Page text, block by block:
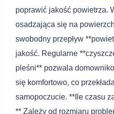
poprawić jakość powietrza.
osadzająca się na
swobodny przepływ
jakość. Regularne
pleśni** pozwala
się komfortowo, co
samopoczucie. **Ile czasu
** Zależy od rozmiaru